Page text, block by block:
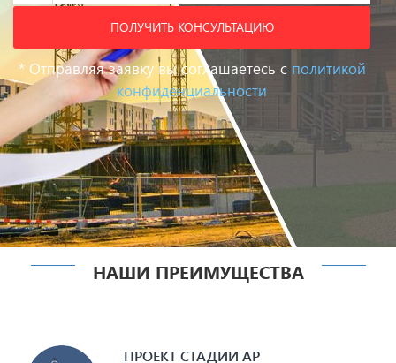
?
Дом из бруса Ещё не
определились
нужна консультация
ПОЛУЧИТЬ КОНСУЛЬТАЦИЮ
* Отправляя заявку вы соглашаетесь с политикой
конфиденциальности
НАШИ ПРЕИМУЩЕСТВА
ПРОЕКТ СТАДИИ АР